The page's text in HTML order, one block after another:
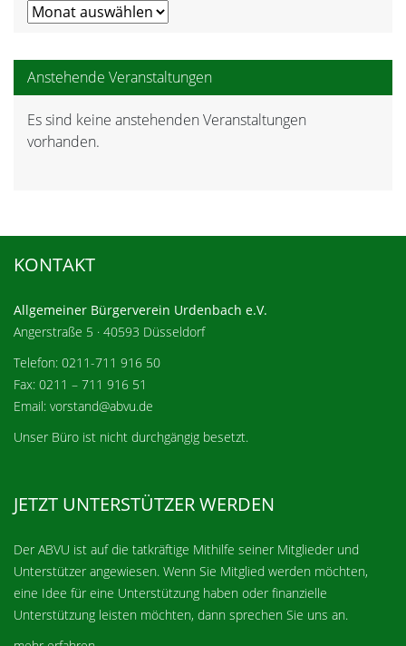
Meldungsarchiv
Anstehende Veranstaltungen
Hinweis
Es sind keine anstehenden Veranstaltungen
vorhanden.
KONTAKT
Allgemeiner Bürgerverein Urdenbach e.V.
Angerstraße 5 · 40593 Düsseldorf
Telefon: 0211-711 916 50
Fax: 0211 – 711 916 51
Email: vorstand@abvu.de
Unser Büro ist nicht durchgängig besetzt.
JETZT UNTERSTÜTZER WERDEN
Der ABVU ist auf die tatkräftige Mithilfe seiner Mitglieder und
Unterstützer angewiesen. Wenn Sie Mitglied werden möchten,
eine Idee für eine Unterstützung haben oder finanzielle
Unterstützung leisten möchten, dann sprechen Sie uns an.